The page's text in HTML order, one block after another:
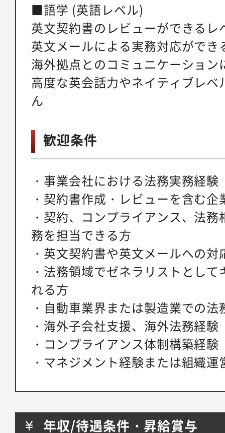
■語学 (英語レベル)
英文契約書のレビューができるレ
英文メールによる実務対応ができ
海外拠点とのコミュニケーション
高度な英会話力やネイティブレ
ん
歓迎条件
・事業会社における法務実務経験
・契約書作成・レビューを含む企
・契約、コンプライアンス、法
務を担当できる方
・英文契約書や英文メールへの対
・法務領域でゼネラリストとし
れる方
・自動車業界または製造業での法
・海外子会社支援、海外法務経験
・コンプライアンス体制構築経験
・マネジメント経験または組織運
年収/待遇条件・昇給賞与